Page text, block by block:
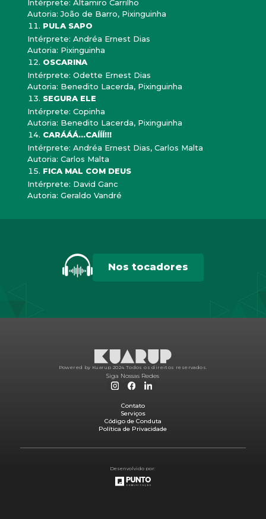
Intérprete: Altamiro Carrilho
Autoria: João de Barro, Pixinguinha
PULA SAPO
Intérprete: Andréa Ernest Dias
Autoria: Pixinguinha
OSCARINA
Intérprete: Odette Ernest Dias
Autoria: Benedito Lacerda, Pixinguinha
SEGURA ELE
Intérprete: Copinha
Autoria: Benedito Lacerda, Pixinguinha
CARÁÁÁ...CAÍÍÍ!!!
Intérprete: Andréa Ernest Dias, Carlos Malta
Autoria: Carlos Malta
FICA MAL COM DEUS
Intérprete: David Ganc
Autoria: Geraldo Vandré
Nos tocadores
Powered by Kuarup 2024. Todos os direitos reservados.
Siga Nossas Redes
Contato
Serviços
Código de Conduta
Política de Privacidade
Desenvolvido por: